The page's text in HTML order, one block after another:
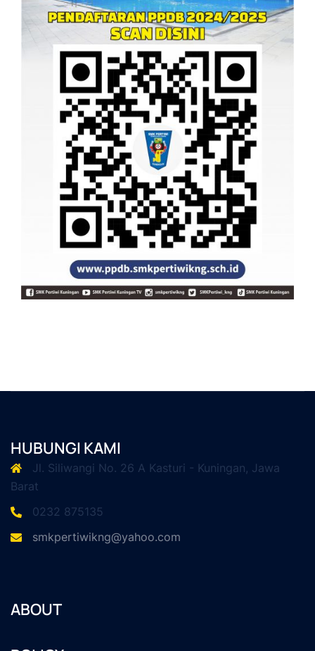
HUBUNGI KAMI
Jl. Siliwangi No. 26 A Kasturi - Kuningan, Jawa
Barat
0232 875135
smkpertiwikng@yahoo.com
ABOUT